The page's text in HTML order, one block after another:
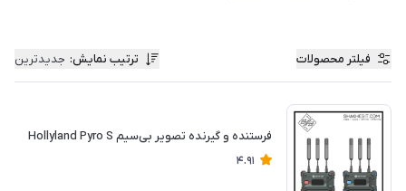
فیلتر محصولات ترتیب نمایش: جدیدترین
فرستنده و گیرنده تصویر بی‌سیم Hollyland Pyro S
4.91